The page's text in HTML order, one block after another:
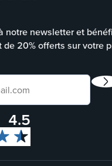
notre newsletter et
de 20% offerts sur votre
4.5